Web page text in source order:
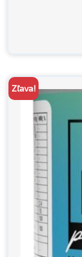
Zľava!